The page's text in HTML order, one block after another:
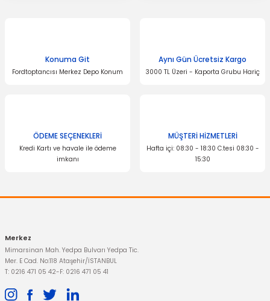
Konuma Git
Fordtoptancısı Merkez Depo Konum
Aynı Gün Ücretsiz Kargo
3000 TL Üzeri - Kaporta Grubu Hariç
ÖDEME SEÇENEKLERİ
Kredi Kartı ve havale ile ödeme
imkanı
MÜŞTERİ HİZMETLERİ
Hafta içi: 08:30 - 18:30 C.tesi 08:30 -
15:30
Merkez
Mimarsinan Mah. Yedpa Bulvarı Yedpa Tic.
Mer. E Cad. No:118 Ataşehir/İSTANBUL
T: 0216 471 05 42-F: 0216 471 05 41